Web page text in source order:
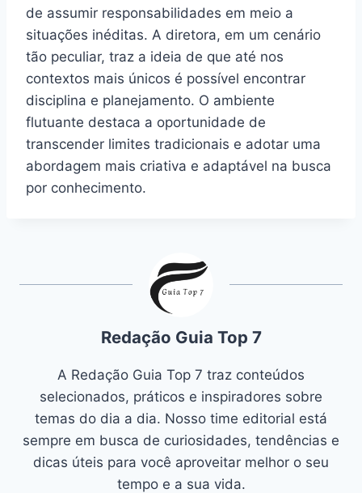
de assumir responsabilidades em meio a
situações inéditas. A diretora, em um cenário
tão peculiar, traz a ideia de que até nos
contextos mais únicos é possível encontrar
disciplina e planejamento. O ambiente
flutuante destaca a oportunidade de
transcender limites tradicionais e adotar uma
abordagem mais criativa e adaptável na busca
por conhecimento.
Redação Guia Top 7
A Redação Guia Top 7 traz conteúdos
selecionados, práticos e inspiradores sobre
temas do dia a dia. Nosso time editorial está
sempre em busca de curiosidades, tendências e
dicas úteis para você aproveitar melhor o seu
tempo e a sua vida.